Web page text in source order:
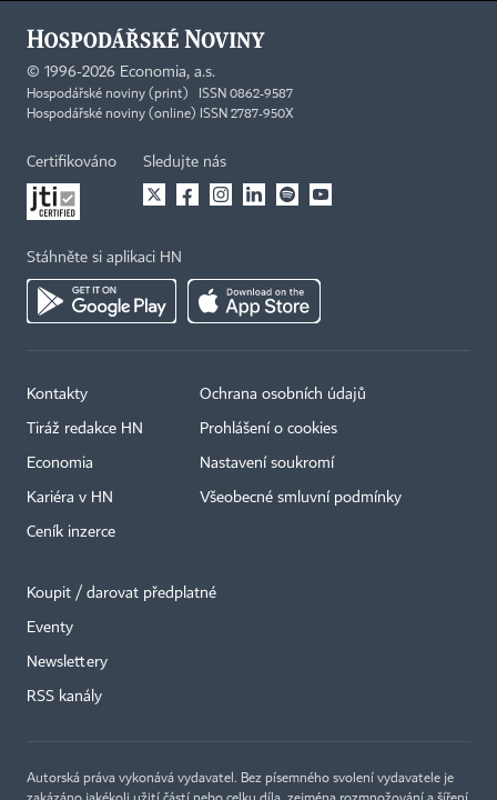
© 1996-2026 Economia, a.s.
Hospodářské noviny (print) ISSN 0862-9587
Hospodářské noviny (online) ISSN 2787-950X
Certifikováno Sledujte nás
Stáhněte si aplikaci HN
Kontakty
Tiráž redakce HN
Economia
Kariéra v HN
Ceník inzerce
Ochrana osobních údajů
Prohlášení o cookies
Nastavení soukromí
Všeobecné smluvní podmínky
Koupit / darovat předplatné
Eventy
Newslettery
RSS kanály
Autorská práva vykonává vydavatel. Bez písemného svolení vydavatele je